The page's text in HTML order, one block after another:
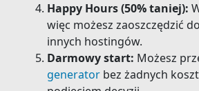
Happy Hours (50% taniej):
więc możesz zaoszczędzić
innych hostingów.
Darmowy start: Możesz
generator bez żadnych